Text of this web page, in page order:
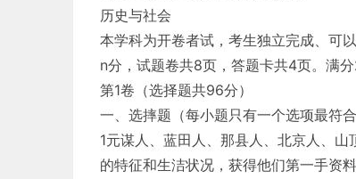
历史与社会
本学科为开卷者试，考生独立完成、可
n分，试题卷共8页，答题卡共4页。满
第1卷（选择题共96分）
一、选摔题（每小题只有一个选项最符
1元谋人、蓝田人、那县人、北京人、
的特征和生洁状况，获得他们第一手资